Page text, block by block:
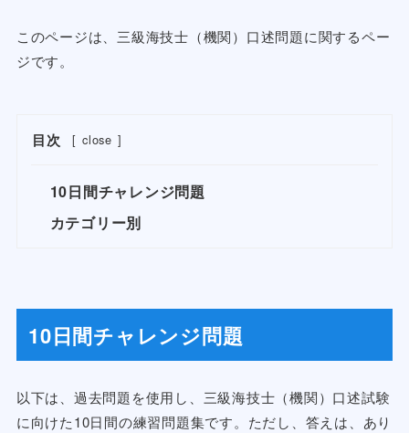
このページは、三級海技士（機関）口述問題に関するペー
ジです。
目次 [ close ]
10日間チャレンジ問題
カテゴリー別
10日間チャレンジ問題
以下は、過去問題を使用し、三級海技士（機関）口述試験
に向けた10日間の練習問題集です。ただし、答えは、あり